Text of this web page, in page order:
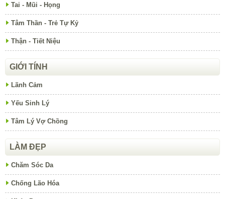
Tai - Mũi - Họng
Tâm Thần - Trẻ Tự Kỷ
Thận - Tiết Niệu
GIỚI TÍNH
Lãnh Cảm
Yếu Sinh Lý
Tâm Lý Vợ Chồng
LÀM ĐẸP
Chăm Sóc Da
Chống Lão Hóa